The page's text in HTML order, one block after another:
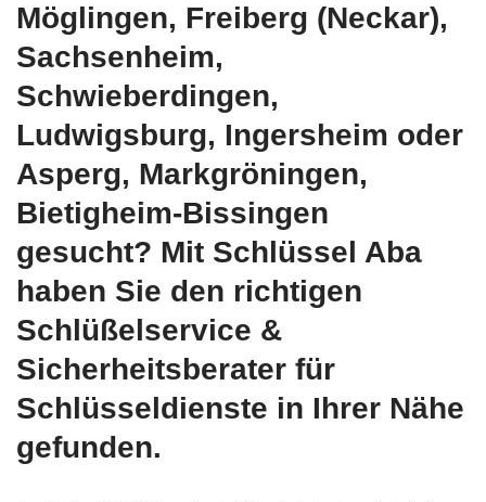
Möglingen, Freiberg (Neckar),
Sachsenheim,
Schwieberdingen,
Ludwigsburg, Ingersheim oder
Asperg, Markgröningen,
Bietigheim-Bissingen
gesucht? Mit Schlüssel Aba
haben Sie den richtigen
Schlüßelservice &
Sicherheitsberater für
Schlüsseldienste in Ihrer Nähe
gefunden.